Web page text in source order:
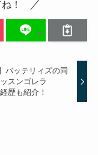
！
バッテリィズの同
スンゴレラ
歴も紹介！